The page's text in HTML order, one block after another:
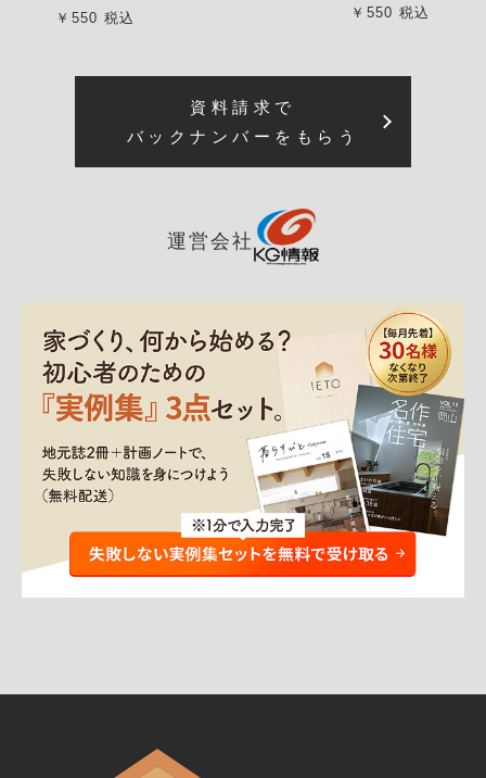
￥550 税込
￥550 税込
資料請求で
バックナンバーをもらう
運営会社